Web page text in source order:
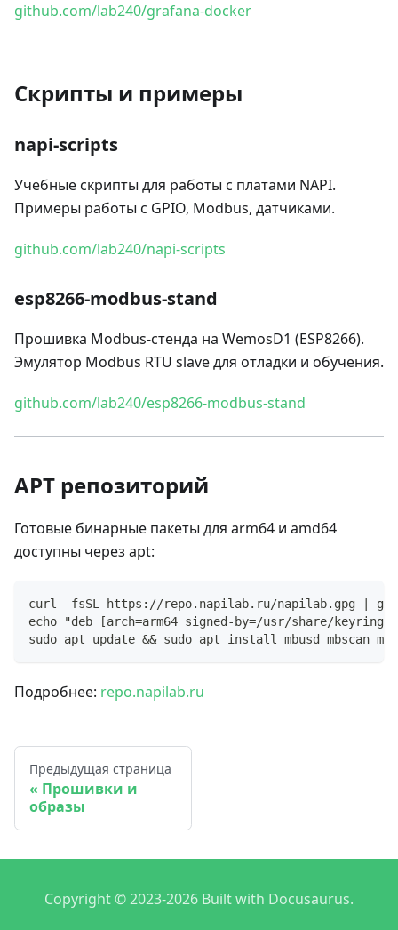
github.com/lab240/grafana-docker
Скрипты и примеры
napi-scripts
Учебные скрипты для работы с платами NAPI.
Примеры работы с GPIO, Modbus, датчиками.
github.com/lab240/napi-scripts
esp8266-modbus-stand
Прошивка Modbus-стенда на WemosD1 (ESP8266).
Эмулятор Modbus RTU slave для отладки и обучения.
github.com/lab240/esp8266-modbus-stand
APT репозиторий
Готовые бинарные пакеты для arm64 и amd64
доступны через apt:
curl -fsSL https://repo.napilab.ru/napilab.gpg |
echo "deb [arch=arm64 signed-by=/usr/share/
sudo apt update && sudo apt install mbusd mbscan
Подробнее: repo.napilab.ru
Предыдущая страница
Прошивки и
образы
Copyright © 2023-2026 Built with Docusaurus.